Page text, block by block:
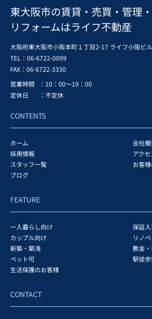
東大阪市の賃貸・売買・管理・
リフォームはライフ不動産
大阪府東大阪市小阪本町１丁目2-17 ライフ小阪ビ
TEL：06-6722-0099
FAX： 06-6722-3330
営業時間
：10：00～19：00
定休日
：不定休
CONTENTS
ホーム
会社
採用情報
アク
スタッフ一覧
お客
ブログ
FEATURE
一人暮らし向け
保証
カップル向け
リノ
新築・築浅
敷金
ペット可
駅徒
生活保護のお客様
CONTACT